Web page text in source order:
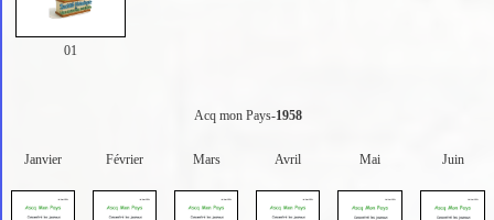
01
Acq mon Pays-1958
Janvier Février Mars Avril Mai Juin